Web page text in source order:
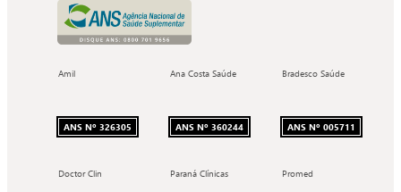
Amil
ANS Nº 326305
Ana Costa Saúde
ANS Nº 360244
Bradesco Saúde
ANS Nº 005711
Doctor Clin Paraná Clínicas Promed